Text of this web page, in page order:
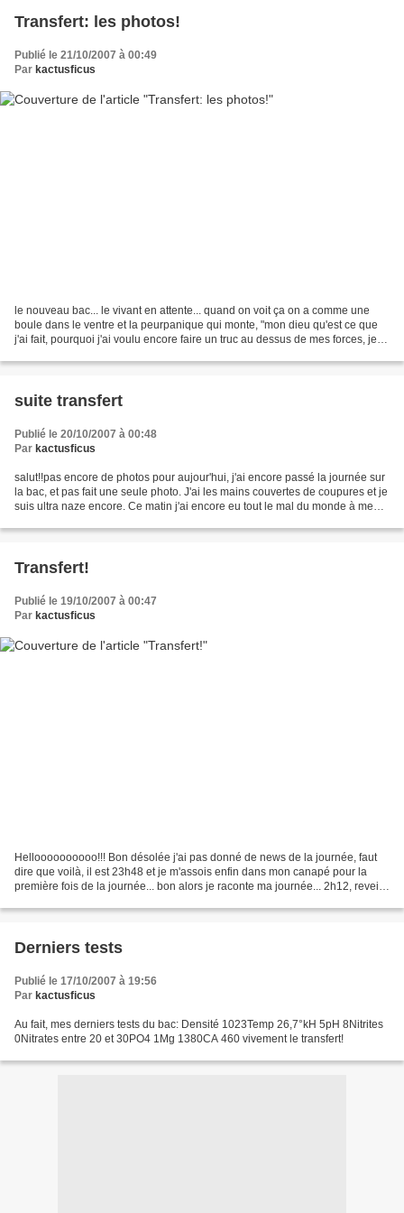
Transfert: les photos!
Publié le 21/10/2007 à 00:49
Par kactusficus
le nouveau bac... le vivant en attente... quand on voit ça on a comme une
boule dans le ventre et la peurpanique qui monte, "mon dieu qu'est ce que
j'ai fait, pourquoi j'ai voulu encore faire un truc au dessus de mes forces, je
suite transfert
Publié le 20/10/2007 à 00:48
Par kactusficus
salut!!pas encore de photos pour aujour'hui, j'ai encore passé la journée sur
la bac, et pas fait une seule photo. J'ai les mains couvertes de coupures et je
suis ultra naze encore. Ce matin j'ai encore eu tout le mal du monde à me
Transfert!
Publié le 19/10/2007 à 00:47
Par kactusficus
Helloooooooooo!!! Bon désolée j'ai pas donné de news de la journée, faut
dire que voilà, il est 23h48 et je m'assois enfin dans mon canapé pour la
première fois de la journée... bon alors je raconte ma journée... 2h12, reveil...
Derniers tests
Publié le 17/10/2007 à 19:56
Par kactusficus
Au fait, mes derniers tests du bac: Densité 1023Temp 26,7°kH 5pH 8Nitrites
0Nitrates entre 20 et 30PO4 1Mg 1380CA 460 vivement le transfert!